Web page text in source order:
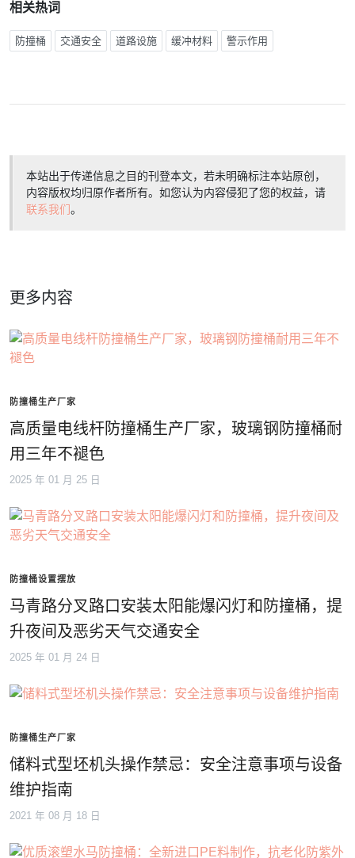
相关热词
防撞桶 交通安全 道路设施 缓冲材料 警示作用
本站出于传递信息之目的刊登本文，若未明确标注本站原创，
内容版权均归原作者所有。如您认为内容侵犯了您的权益，请
联系我们。
更多内容
防撞桶生产厂家
高质量电线杆防撞桶生产厂家，玻璃钢防撞桶耐
用三年不褪色
2025 年 01 月 25 日
防撞桶设置摆放
马青路分叉路口安装太阳能爆闪灯和防撞桶，提
升夜间及恶劣天气交通安全
2025 年 01 月 24 日
防撞桶生产厂家
储料式型坯机头操作禁忌：安全注意事项与设备
维护指南
2021 年 08 月 18 日